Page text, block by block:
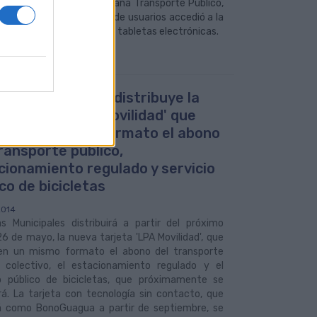
pinchando en la pestaña Transporte Público,
implantación, un 65% de usuarios accedió a la
y un 7% mediante tabletas electrónicas.
Municipales distribuye la
tarjeta 'LPA Movilidad' que
en un mismo formato el abono
público,
regulado y servicio
de bicicletas
Municipales distribuirá a partir del próximo
de mayo, la nueva tarjeta 'LPA Movilidad', que
un mismo formato el abono del transporte
colectivo, el estacionamiento regulado y el
público de bicicletas, que próximamente se
La tarjeta con tecnología sin contacto, que
como BonoGuagua a partir de septiembre, se